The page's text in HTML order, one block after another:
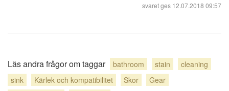
svaret ges 12.07.2018 09:57
Läs andra frågor om taggar bathroom stain
cleaning
sink
Kärlek och kompatibilitet Skor
Gear